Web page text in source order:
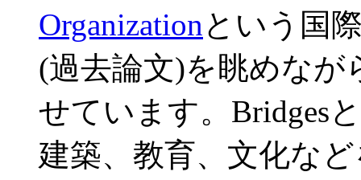
Organizationという国
(過去論文)を眺めな
せています。Bridges
建築、教育、文化な